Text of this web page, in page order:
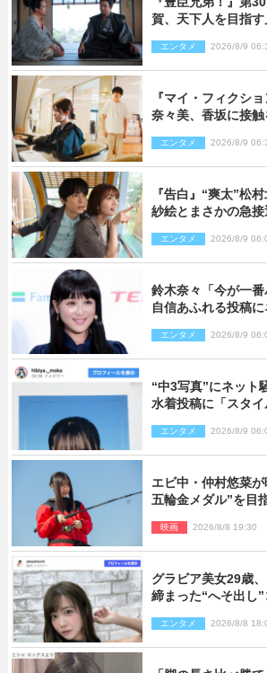
賀、天下人を目指
エンタメ 2026/8/9
『マイ・フィクシ
奈々美、香坂に接触
エンタメ 2026/8/9
『告白』“爽太”松
紗絵とまさかの急
り）
エンタメ 2026/8/9
鈴木奈々「今が一
自信あふれる投稿
エンタメ 2026/8/9
“中3写真”にネット
水着投稿に「スタ
エンタメ 2026/8/9
エビ中・仲村悠菜
五輪金メダル”を
映画 2026/8/8 19:30
グラビア美女29歳
締まった“へそ出し
エンタメ 2026/8/8